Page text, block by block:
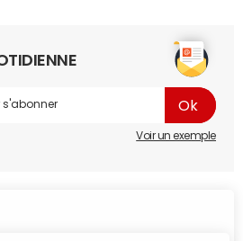
Voir un exemple